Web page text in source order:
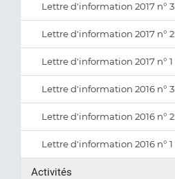
Lettre d'information 2017 n° 3
Lettre d'information 2017 n° 2
Lettre d'information 2017 n° 1
Lettre d'information 2016 n° 3
Lettre d'information 2016 n° 2
Lettre d'information 2016 n° 1
Activités